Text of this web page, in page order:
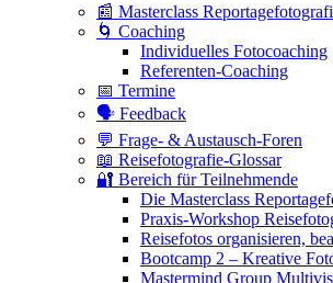
📰 Masterclass
🌀 Coaching
Individuelles Fotocoaching
Referenten-Coaching
📅 Termine
🗣 Feedback
💬 Frage- & Austausch-Foren
📖 Reisefotografie-Glossar
🔐 Bereich für Teilnehmende
Die Masterclass
Praxis-Workshop
Reisefotos organisieren,
Bootcamp 2 – Kreative
Mastermind Group